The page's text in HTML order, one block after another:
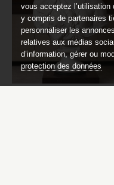
vous acceptez
y compris de partenaires
personnaliser les
relatives aux médias
d’information, gérer ou
protection des données